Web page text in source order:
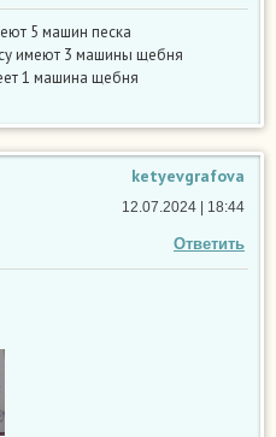
5 машин песка
имеют 3 машины щебня
1 машина щебня
ketyevgrafova
Ответить
12.07.2024 | 18:44